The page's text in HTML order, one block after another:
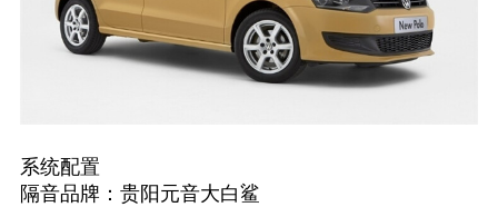
系统配置
隔音品牌：贵阳元音大白鲨